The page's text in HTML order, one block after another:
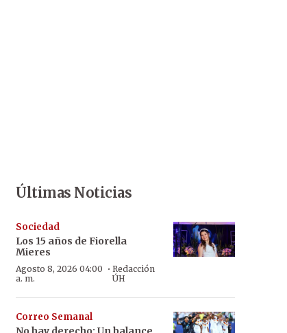
Últimas Noticias
Sociedad
Los 15 años de Fiorella
Mieres
Agosto 8, 2026 04:00
a. m.
· Redacción
ÚH
Correo Semanal